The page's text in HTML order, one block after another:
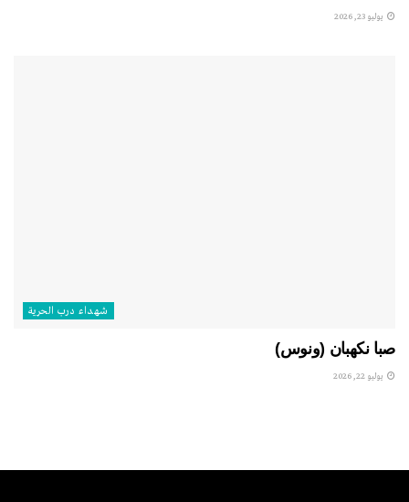
يوليو 23, 2026
شهداء درب الحرية
صبا نكهبان (ونوس)
يوليو 22, 2026